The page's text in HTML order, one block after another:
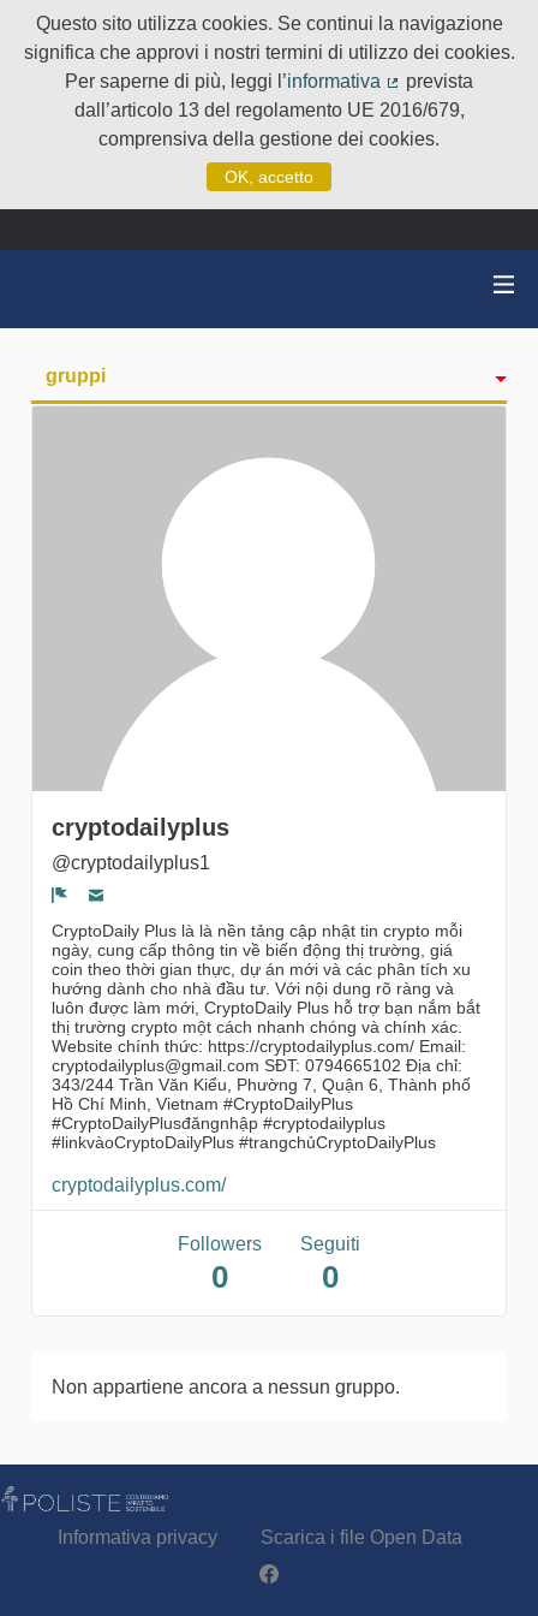
Questo sito utilizza cookies. Se continui la navigazione
significa che approvi i nostri termini di utilizzo dei cookies.
Per saperne di più, leggi l’informativa
(Collegamento
prevista
dall’articolo 13 del regolamento UE 2016/679,
comprensiva della gestione dei cookies.
OK, accetto
gruppi
cryptodailyplus
@cryptodailyplus1
Segnala un problema
CryptoDaily Plus là là nền tảng cập nhật tin crypto mỗi
ngày, cung cấp thông tin về biến động thị trường, giá
coin theo thời gian thực, dự án mới và các phân tích xu
hướng dành cho nhà đầu tư. Với nội dung rõ ràng và
luôn được làm mới, CryptoDaily Plus hỗ trợ bạn nắm bắt
thị trường crypto một cách nhanh chóng và chính xác.
Website chính thức: https://cryptodailyplus.com/ Email:
cryptodailyplus@gmail.com SĐT: 0794665102 Địa chỉ:
343/244 Trần Văn Kiểu, Phường 7, Quận 6, Thành phố
Hồ Chí Minh, Vietnam #CryptoDailyPlus
#CryptoDailyPlusđăngnhập #cryptodailyplus
#linkvàoCryptoDailyPlus #trangchủCryptoDailyPlus
cryptodailyplus.com/
Followers
0
Seguiti
0
Non appartiene ancora a nessun gruppo.
Informativa privacy
Scarica i file Open Data
Partecipa - Poliste su Facebook